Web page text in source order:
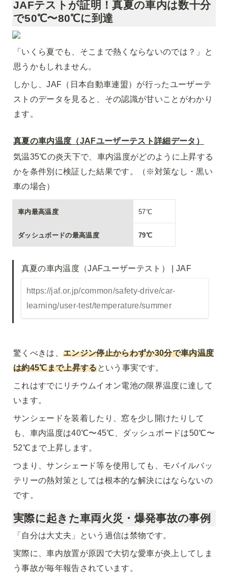
JAFテストが証明！真夏の車内は数十分
で50℃〜80℃に到達
「いくら夏でも、そこまで熱くならないのでは？」と
思うかもしれません。
しかし、JAF（日本自動車連盟）が行ったユーザーテ
ストのデータを見ると、その認識が甘いことがわかり
ます。
真夏の車内温度（JAFユーザーテスト詳細データ）
気温35℃の炎天下で、車内温度がどのように上昇する
かを条件別に検証した結果です。（※対策なし・黒い
車の場合）
車内最高温度 57℃
ダッシュボードの最高温度 79℃
https://jaf.or.jp/common/safety-drive/car-
learning/user-test/temperature/summer
驚くべきは、 エンジン停止からわずか30分で車内温度
は約45℃まで上昇するという事実です。
これはすでにリチウムイオン電池の限界温度に達して
います。
サンシェードを装着したり、窓を少し開けたりして
も、車内温度は40℃〜45℃、ダッシュボードは50℃〜
52℃まで上昇します。
つまり、サンシェード等を使用しても、モバイルバッ
テリーの熱対策としては根本的な解決にはならないの
です。
実際に起きた車両火災・爆発事故の事例
「自分は大丈夫」という過信は禁物です。
実際に、車内放置が原因で大切な愛車が炎上してしま
う事故が毎年報告されています。